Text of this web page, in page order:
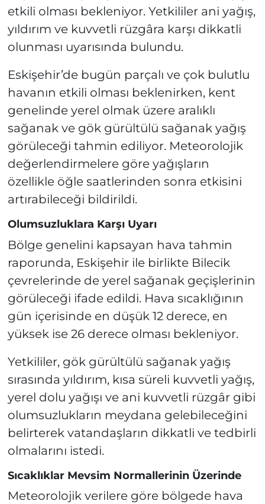
etkili olması bekleniyor. Yetkililer ani yağış,
yıldırım ve kuvvetli rüzgâra karşı dikkatli
olunması uyarısında bulundu.
Eskişehir’de bugün parçalı ve çok bulutlu
havanın etkili olması beklenirken, kent
genelinde yerel olmak üzere aralıklı
sağanak ve gök gürültülü sağanak yağış
görüleceği tahmin ediliyor. Meteorolojik
değerlendirmelere göre yağışların
özellikle öğle saatlerinden sonra etkisini
artırabileceği bildirildi.
Olumsuzluklara Karşı Uyarı
Bölge genelini kapsayan hava tahmin
raporunda, Eskişehir ile birlikte Bilecik
çevrelerinde de yerel sağanak geçişlerinin
görüleceği ifade edildi. Hava sıcaklığının
gün içerisinde en düşük 12 derece, en
yüksek ise 26 derece olması bekleniyor.
Yetkililer, gök gürültülü sağanak yağış
sırasında yıldırım, kısa süreli kuvvetli yağış,
yerel dolu yağışı ve ani kuvvetli rüzgâr gibi
olumsuzlukların meydana gelebileceğini
belirterek vatandaşların dikkatli ve tedbirli
olmalarını istedi.
Sıcaklıklar Mevsim Normallerinin Üzerinde
Meteorolojik verilere göre bölgede hava